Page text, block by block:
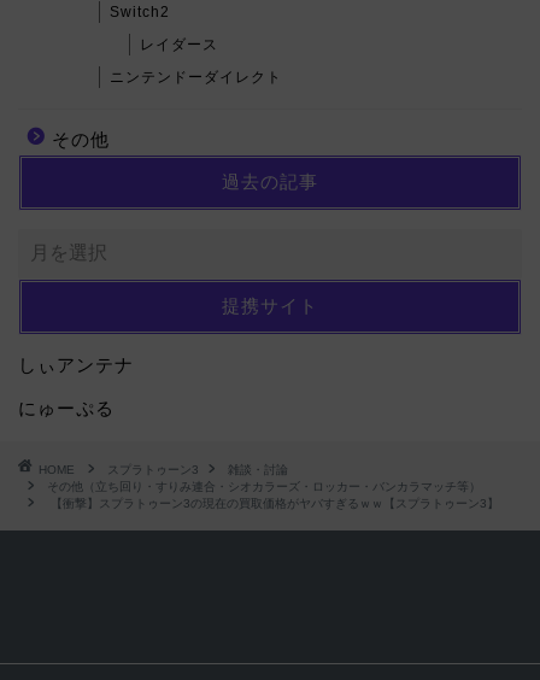
Switch2
レイダース
ニンテンドーダイレクト
その他
過去の記事
提携サイト
しぃアンテナ
にゅーぷる
HOME スプラトゥーン3
雑談・討論
その他（立ち回り・すりみ連合・シオカラーズ・ロッカー・バンカラマッチ等）
【衝撃】スプラトゥーン3の現在の買取価格がヤバすぎるｗｗ【スプラトゥーン3】